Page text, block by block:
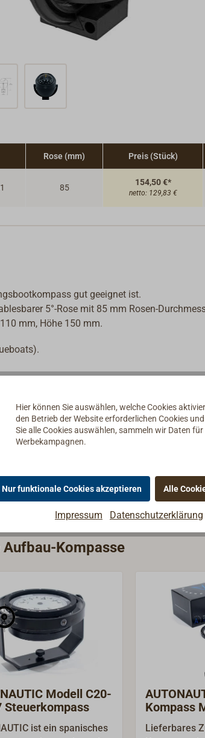
Rose (mm) Preis (Stück)
85
154,50 €*
netto: 129,83 €
gut geeignet ist.
5°-Rose mit 85 mm Rosen-
mm, Höhe 150 mm.
(12V/24V).
Kompasse
Modell C20-
Steuerkompass
ist ein spanisches
Kompass
Lieferbares
Hier können Sie auswählen, welche Cookies
den Betrieb der Website erforderlichen Cookies
Sie alle Cookies auswählen, sammeln wir Daten
Werbekampagnen.
Nur funktionale Cookies akzeptieren Alle
Impressum Datenschutzerklärung